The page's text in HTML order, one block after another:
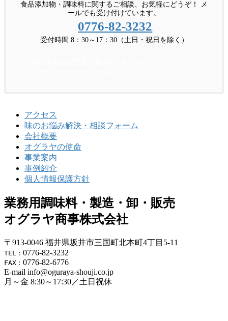
食品添加物・調味料に関するご相談、お気軽にどうぞ！ メ
ールでも受け付けています。
0776-82-3232
受付時間 8：30～17：30（土日・祝日を除く）
アクセス
味のお悩み解決・相談フォーム
会社概要
オグラヤの使命
事業案内
事例紹介
個人情報保護方針
業務用調味料・製造・卸・販売
オグラヤ商事株式会社
〒913-0046 福井県坂井市三国町北本町4丁目5-11
TEL： 0776-82-3232
FAX： 0776-82-6776
E-mail info@oguraya-shouji.co.jp
月～金 8:30～17:30／土日祝休